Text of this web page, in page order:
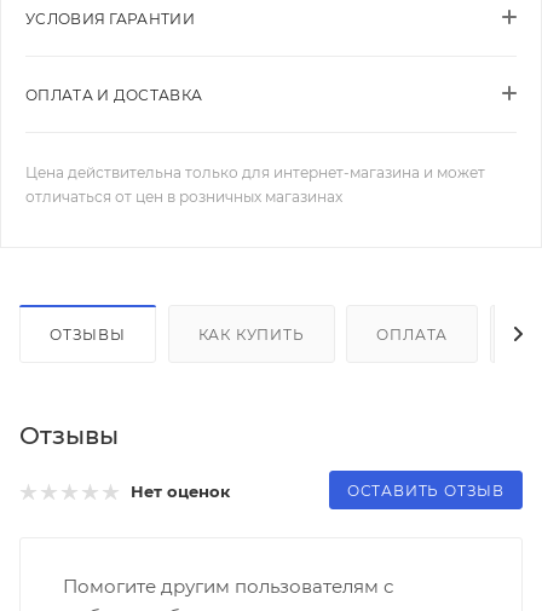
УСЛОВИЯ ГАРАНТИИ
ОПЛАТА И ДОСТАВКА
Цена действительна только для интернет-магазина и может
отличаться от цен в розничных магазинах
ОТЗЫВЫ КАК КУПИТЬ ОПЛАТА
Отзывы
Нет оценок ОСТАВИТЬ ОТЗЫВ
Помогите другим пользователям с